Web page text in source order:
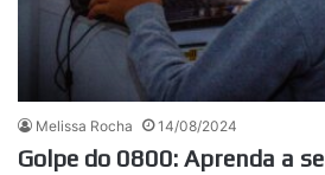
Melissa Rocha 14/08/2024
Golpe do 0800: Aprenda a